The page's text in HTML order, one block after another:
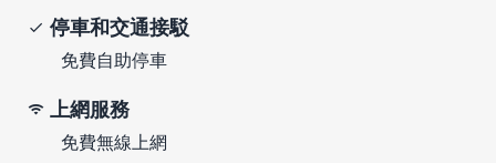
停車和交通接駁
免費自助停車
上網服務
免費無線上網